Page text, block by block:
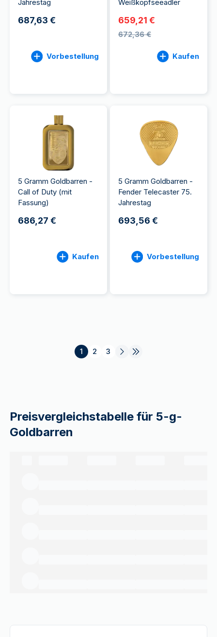
Jahrestag
687,63 €
Vorbestellung
Weißkopfseeadler
659,21 €
672,36 €
Kaufen
5 Gramm Goldbarren -
Call of Duty (mit
Fassung)
686,27 €
Kaufen
5 Gramm Goldbarren -
Fender Telecaster 75.
Jahrestag
693,56 €
Vorbestellung
1 2 3
Preisvergleichstabelle für 5-g-
Goldbarren